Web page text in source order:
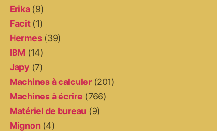
Erika(9)
Facit(1)
Hermes(39)
IBM (14)
Japy (7)
Machines à calculer(201)
Machines à écrire (766)
Matériel de bureau (9)
Mignon (4)